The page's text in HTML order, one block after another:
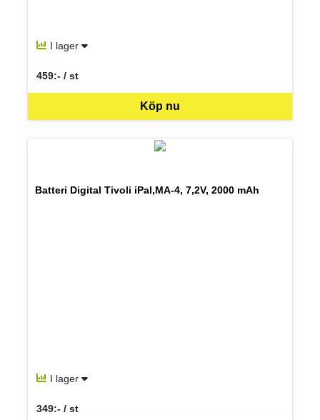
I lager
Köp nu
459:- / st
SEK per ST
Batteri Digital Tivoli iPal,MA-4, 7,2V, 2000 mAh
I lager
349:- / st
SEK per ST